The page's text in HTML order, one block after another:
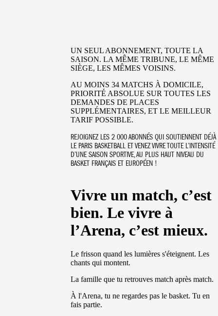
UN SEUL ABONNEMENT, TOUTE LA
SAISON. LA MÊME TRIBUNE, LE MÊME
SIÈGE, LES MÊMES VOISINS.
AU MOINS 34 MATCHS À DOMICILE,
PRIORITÉ ABSOLUE SUR TOUTES LES
DEMANDES DE PLACES
SUPPLÉMENTAIRES, ET LE MEILLEUR
TARIF POSSIBLE.
REJOIGNEZ LES 2 000 ABONNÉS QUI SOUTIENNENT DÉJÀ
LE PARIS BASKETBALL ET VENEZ VIVRE TOUTE L’INTENSITÉ
D’UNE SAISON SPORTIVE, AU PLUS HAUT NIVEAU DU
BASKET FRANÇAIS ET EUROPÉEN !
Vivre un match, c’est
bien. Le vivre à
l’Arena, c’est mieux.
Le frisson quand les lumières s'éteignent. Les
chants qui montent.
La famille que tu retrouves match après match.
À l'Arena, tu ne regardes pas le basket. Tu en
fais partie.